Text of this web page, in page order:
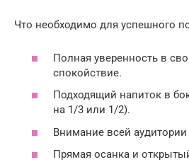
Что необходимо для успешного
Полная уверенность в
спокойствие.
Подходящий напиток в
на 1/3 или 1/2).
Внимание всей
Прямая осанка и